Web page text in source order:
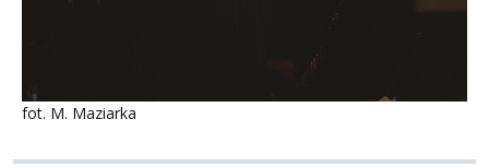
fot. M. Maziarka